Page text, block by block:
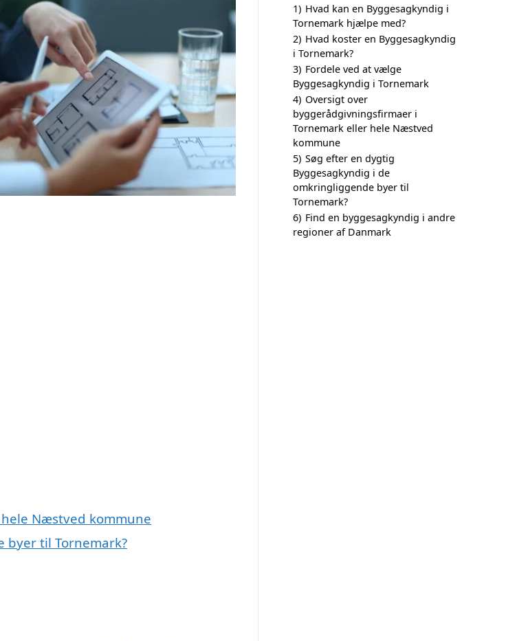
Næstved kommune
byer til Tornemark?
1) Hvad kan en Byggesagkyndig i
Tornemark hjælpe med?
2) Hvad koster en Byggesagkyndig
i Tornemark?
3) Fordele ved at vælge
Byggesagkyndig i Tornemark
4) Oversigt over
byggerådgivningsfirmaer i
Tornemark eller hele Næstved
kommune
5) Søg efter en dygtig
Byggesagkyndig i de
omkringliggende byer til
Tornemark?
6) Find en byggesagkyndig i andre
regioner af Danmark